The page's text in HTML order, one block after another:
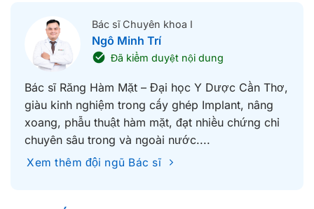
Bác sĩ Chuyên khoa I
Ngô Minh Trí
Đã kiểm duyệt nội dung
Bác sĩ Răng Hàm Mặt – Đại học Y Dược Cần Thơ,
giàu kinh nghiệm trong cấy ghép Implant, nâng
xoang, phẫu thuật hàm mặt, đạt nhiều chứng chỉ
chuyên sâu trong và ngoài nước....
Xem thêm đội ngũ Bác sĩ